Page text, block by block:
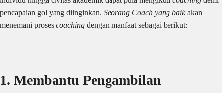
pencapaian gol yang diinginkan. Seorang Coach yang baikakan
menemani proses coaching dengan manfaat sebagai berikut:
1. Membantu Pengambilan